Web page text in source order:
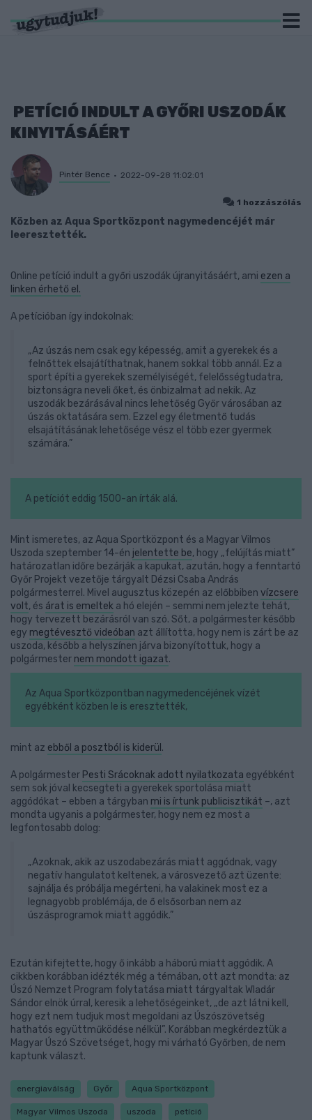
PETÍCIÓ INDULT A GYŐRI USZODÁK
KINYITÁSÁÉRT
Pintér Bence 2022-09-28 11:02:01
1 hozzászólás
Közben az Aqua Sportközpont nagymedencéjét már
leeresztették.
Online petíció indult a győri uszodák újranyitásáért, ami ezen a
linken érhető el.
A petícióban így indokolnak:
„Az úszás nem csak egy képesség, amit a gyerekek és a
felnőttek elsajátíthatnak, hanem sokkal több annál. Ez a
sport építi a gyerekek személyiségét, felelősségtudatra,
biztonságra neveli őket, és önbizalmat ad nekik. Az
uszodák bezárásával nincs lehetőség Győr városában az
úszás oktatására sem. Ezzel egy életmentő tudás
elsajátításának lehetősége vész el több ezer gyermek
számára.”
A petíciót eddig 1500-an írták alá.
Mint ismeretes, az Aqua Sportközpont és a Magyar Vilmos
Uszoda szeptember 14-én jelentette be, hogy „felújítás miatt”
határozatlan időre bezárják a kapukat, azután, hogy a fenntartó
Győr Projekt vezetője tárgyalt Dézsi Csaba András
polgármesterrel. Mivel augusztus közepén az előbbiben vízcsere
volt, és árat is emeltek a hó elején – semmi nem jelezte tehát,
hogy tervezett bezárásról van szó. Sőt, a polgármester később
egy megtévesztő videóban azt állította, hogy nem is zárt be az
uszoda, később a helyszínen járva bizonyítottuk, hogy a
polgármester nem mondott igazat.
Az Aqua Sportközpontban nagymedencéjének vízét
egyébként közben le is eresztették,
mint az ebből a posztból is kiderül .
A polgármester Pesti Srácoknak adott nyilatkozata egyébként
sem sok jóval kecsegteti a gyerekek sportolása miatt
aggódókat – ebben a tárgyban mi is írtunk publicisztikát –, azt
mondta ugyanis a polgármester, hogy nem ez most a
legfontosabb dolog:
„Azoknak, akik az uszodabezárás miatt aggódnak, vagy
negatív hangulatot keltenek, a városvezető azt üzente:
sajnálja és próbálja megérteni, ha valakinek most ez a
legnagyobb problémája, de ő elsősorban nem az
úszásprogramok miatt aggódik.”
Ezután kifejtette, hogy ő inkább a háború miatt aggódik. A
cikkben korábban idézték még a témában, ott azt mondta: az
Úszó Nemzet Program folytatása miatt tárgyaltak Wladár
Sándor elnök úrral, keresik a lehetőségeinket, „de azt látni kell,
hogy ezt nem tudjuk most megoldani az Úszószövetség
hathatós együttműködése nélkül”. Korábban megkérdeztük a
Magyar Úszó Szövetséget, hogy mi várható Győrben, de nem
kaptunk választ.
energiaválság Győr Aqua Sportközpont
Magyar Vilmos Uszoda uszoda petíció